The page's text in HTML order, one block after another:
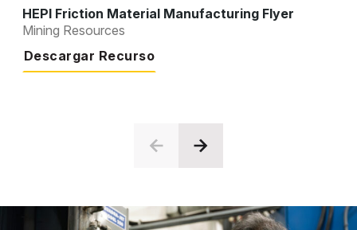
HEPI Friction Material Manufacturing Flyer
Mining Resources
Descargar Recurso